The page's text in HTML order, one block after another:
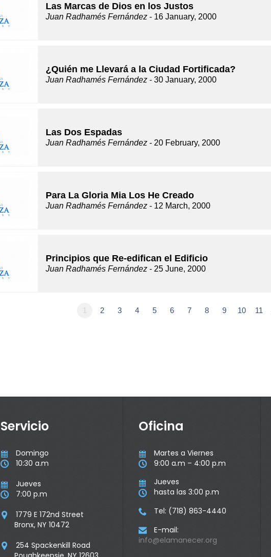
Las Marcas de Dios en los Justos
Juan Radhamés Fernández - 16 January, 2000
¿Quién me Llevará a la Ciudad Fortificada?
Juan Radhamés Fernández - 30 January, 2000
Las Dos Espadas
Juan Radhamés Fernández - 20 February, 2000
Para La Gloria Mia Los He Creado
Juan Radhamés Fernández - 12 March, 2000
Principios que Re-edifican el Edificio
Juan Radhamés Fernández - 25 June, 2000
1 2 3 4 5 6 7 8 9 10 11
Servicio
 Domingo
 10:30 a.m
 Jueves
 7:00 p.m

1779 E 172nd Street
Bronx, NY 10472

254 Spackenkill Road
Oficina
 Martes a Viernes
 9:00 a.m – 4:00 p.m
 Jueves
 hasta las 3:00 p.m
 Tel: (718) 863-4440

E-mail:
info@elamanecer.org